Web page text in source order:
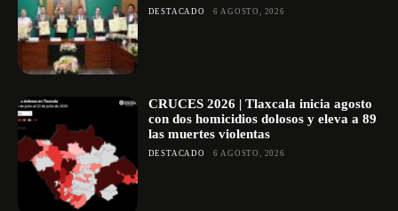
DESTACADO 6 AGOSTO, 2026
CRUCES 2026 | Tlaxcala inicia agosto
con dos homicidios dolosos y eleva a 89
las muertes violentas
DESTACADO 6 AGOSTO, 2026